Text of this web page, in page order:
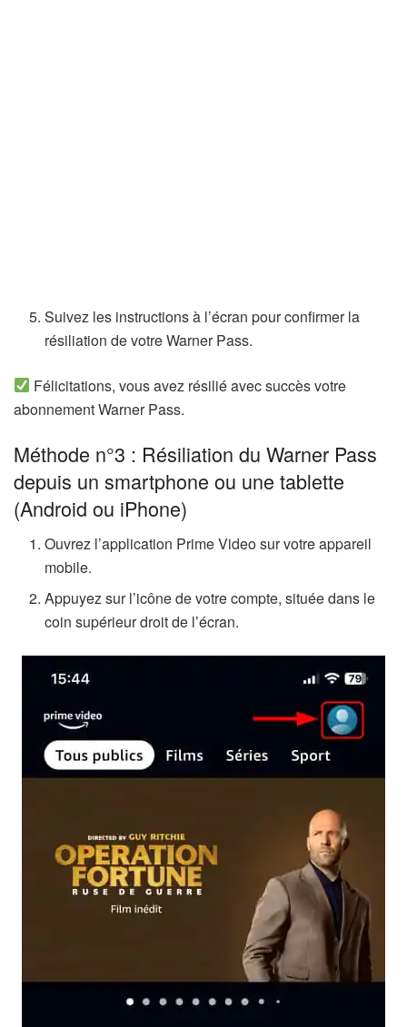
Suivez les instructions à l’écran pour confirmer la
résiliation de votre Warner Pass.
Félicitations, vous avez résilié avec succès votre
abonnement Warner Pass.
Méthode n°3 : Résiliation du Warner Pass
depuis un smartphone ou une tablette
(Android ou iPhone)
Ouvrez l’application Prime Video sur votre appareil
mobile.
Appuyez sur l’icône de votre compte, située dans le
coin supérieur droit de l’écran.